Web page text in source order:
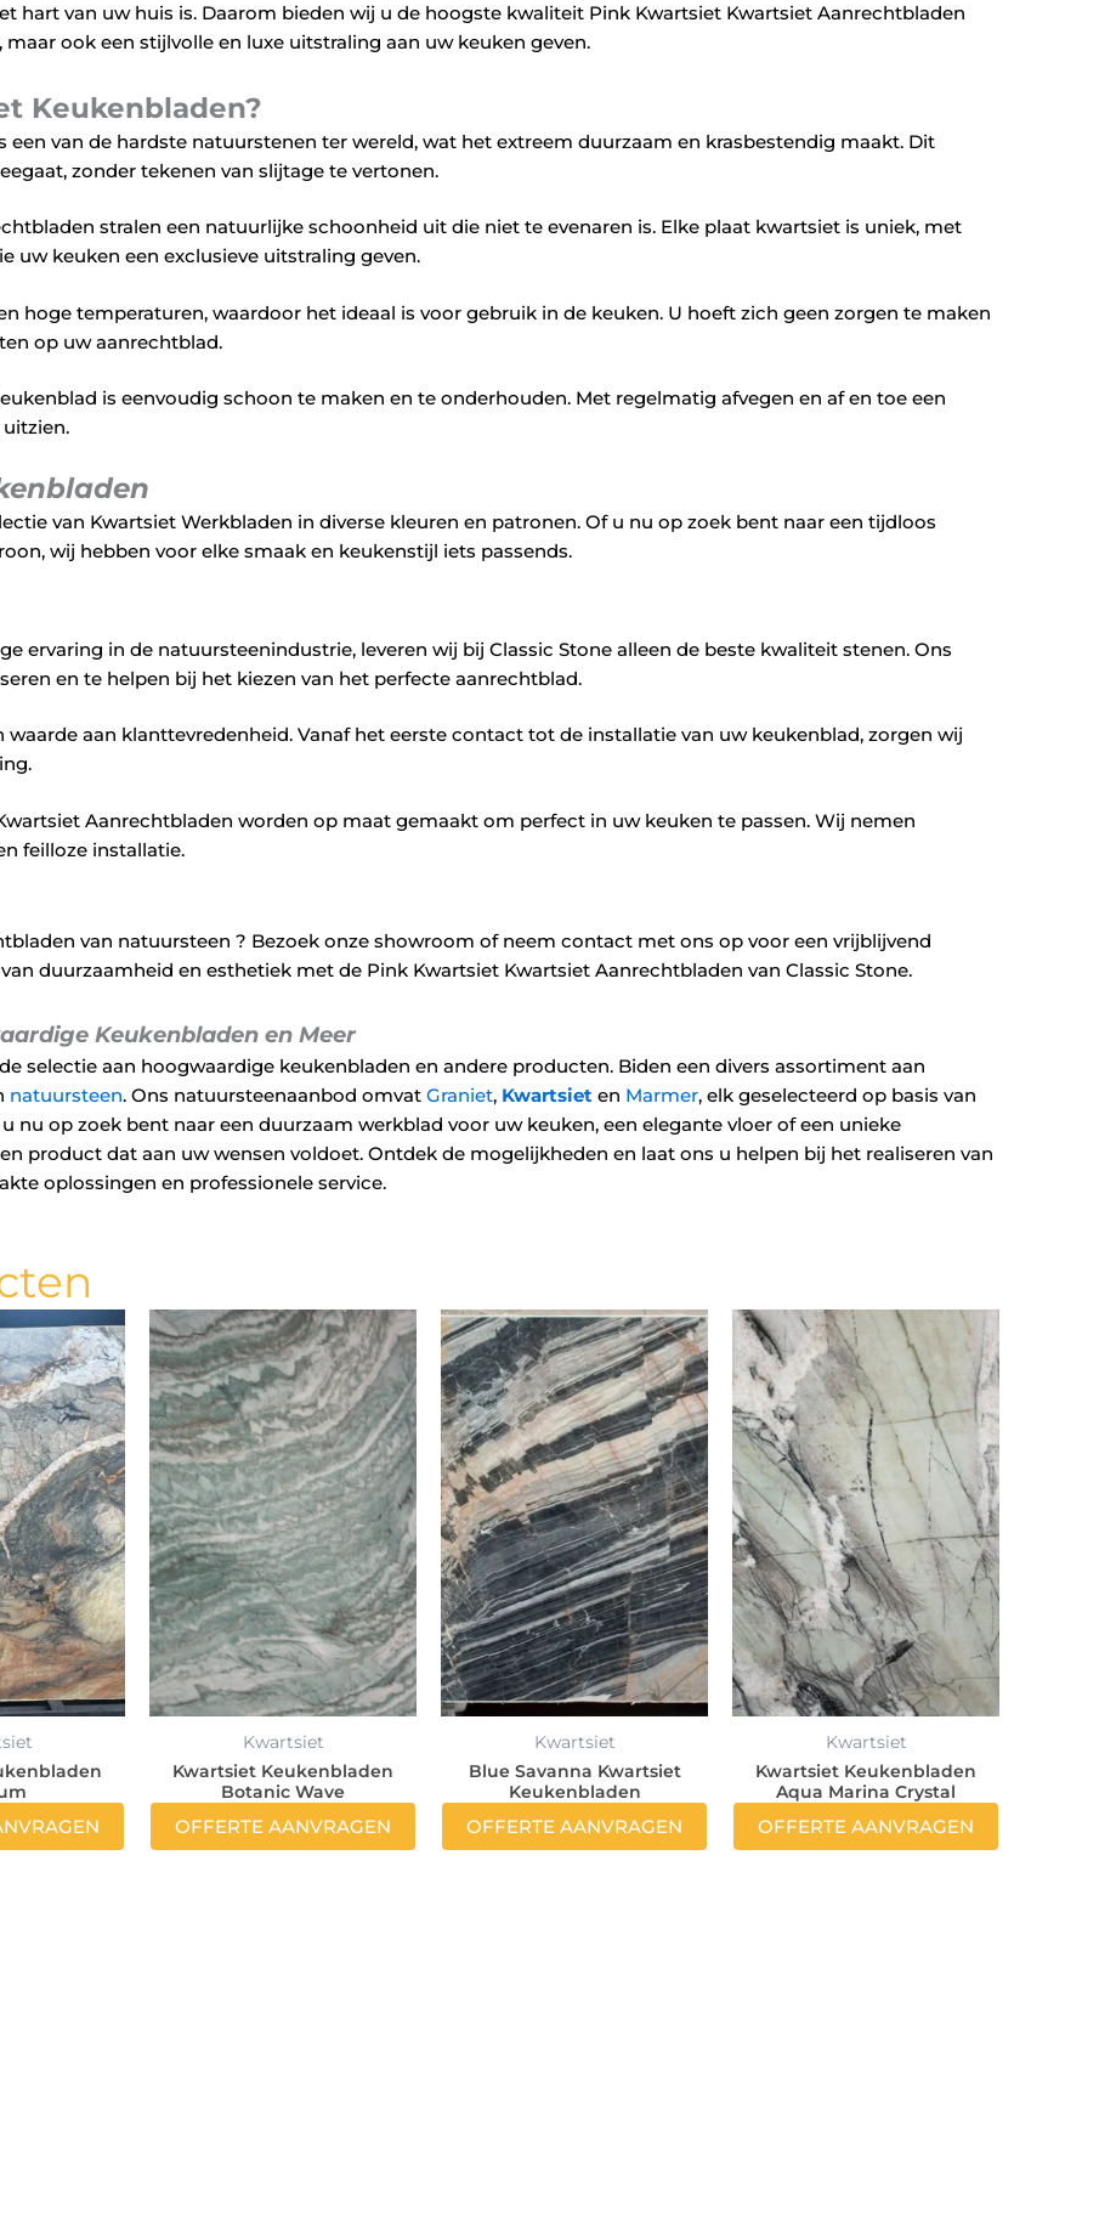
hart van uw huis is. Daarom bieden wij u de hoogste kwaliteit Pink Kwartsiet Kwartsiet Aanrechtbladen
ook een stijlvolle en luxe uitstraling aan uw keuken geven.
Keukenbladen?
een van de hardste natuurstenen ter wereld, wat het extreem duurzaam en krasbestendig maakt. Dit
zonder tekenen van slijtage te vertonen.
stralen een natuurlijke schoonheid uit die niet te evenaren is. Elke plaat kwartsiet is uniek, met
uw keuken een exclusieve uitstraling geven.
hoge temperaturen, waardoor het ideaal is voor gebruik in de keuken. U hoeft zich geen zorgen te maken
op uw aanrechtblad.
is eenvoudig schoon te maken en te onderhouden. Met regelmatig afvegen en af en toe een
van Kwartsiet Werkbladen in diverse kleuren en patronen. Of u nu op zoek bent naar een tijdloos
wij hebben voor elke smaak en keukenstijl iets passends.
ervaring in de natuursteenindustrie, leveren wij bij Classic Stone alleen de beste kwaliteit stenen. Ons
en te helpen bij het kiezen van het perfecte aanrechtblad.
waarde aan klanttevredenheid. Vanaf het eerste contact tot de installatie van uw keukenblad, zorgen wij
Aanrechtbladen worden op maat gemaakt om perfect in uw keuken te passen. Wij nemen
feilloze installatie.
van natuursteen ? Bezoek onze showroom of neem contact met ons op voor een vrijblijvend
duurzaamheid en esthetiek met de Pink Kwartsiet Kwartsiet Aanrechtbladen van Classic Stone.
Keukenbladen en Meer
selectie aan hoogwaardige keukenbladen en andere producten. Biden een divers assortiment aan
natuursteen. Ons natuursteenaanbod omvat Graniet, Kwartsiet en Marmer, elk geselecteerd op basis van
nu op zoek bent naar een duurzaam werkblad voor uw keuken, een elegante vloer of een unieke
product dat aan uw wensen voldoet. Ontdek de mogelijkheden en laat ons u helpen bij het realiseren van
oplossingen en professionele service.
Kwartsiet
Kwartsiet Keukenbladen
Botanic Wave
OFFERTE AANVRAGEN
Kwartsiet
Blue Savanna Kwartsiet
Keukenbladen
OFFERTE AANVRAGEN
Kwartsiet
Kwartsiet Keukenbladen
Aqua Marina Crystal
OFFERTE AANVRAGEN